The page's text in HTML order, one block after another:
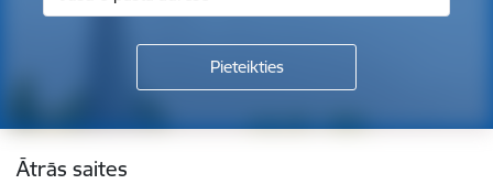
Kājene
Ātrās saites